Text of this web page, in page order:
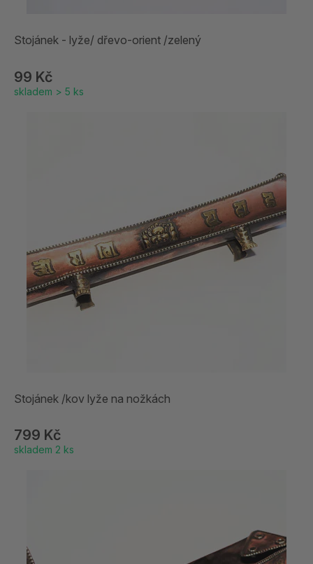
Stojánek - lyže/ dřevo-orient /zelený
99 Kč
skladem > 5 ks
Stojánek /kov lyže na nožkách
799 Kč
skladem 2 ks